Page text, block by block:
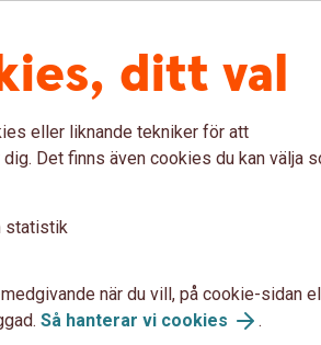
ditt val
eller liknande tekniker för att
Det finns även cookies du kan välja
statistik
när du vill, på cookie-sidan
Så hanterar vi cookies .